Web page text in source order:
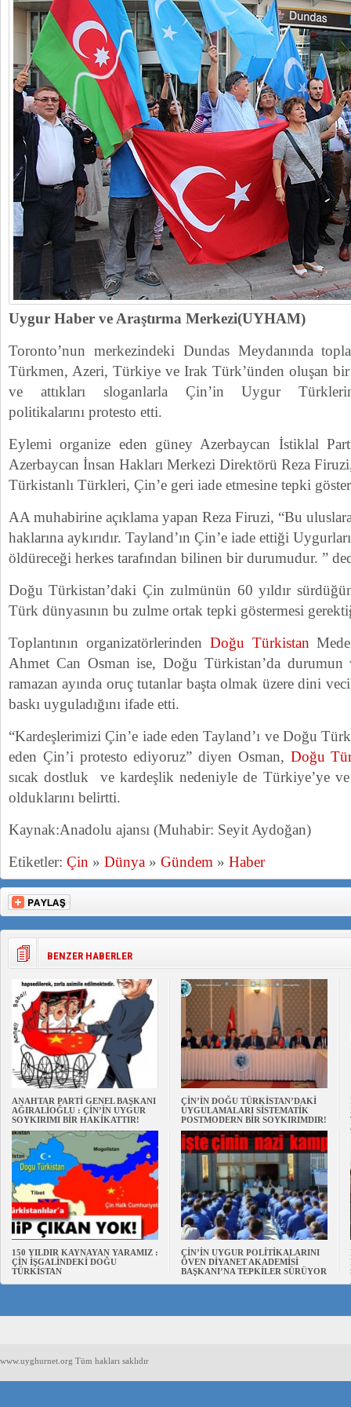
Uygur Haber ve Araştırma Merkezi(UYHAM)
Toronto’nun merkezindeki Dundas Meydanında
Türkmen, Azeri, Türkiye ve Irak Türk’ünden oluşan bir
ve attıkları sloganlarla Çin’in Uygur
politikalarını protesto etti.
Eylemi organize eden güney Azerbaycan İstiklal
Azerbaycan İnsan Hakları Merkezi Direktörü Reza
Türkistanlı Türkleri, Çin’e geri iade etmesine tepki
AA muhabirine açıklama yapan Reza Firuzi, “Bu
haklarına aykırıdır. Tayland’ın Çin’e iade ettiği
öldüreceği herkes tarafından bilinen bir durumudur. ”
Doğu Türkistan’daki Çin zulmünün 60 yıldır
Türk dünyasının bu zulme ortak tepki göstermesi
Toplantının organizatörlerinden Doğu Türkistan
Ahmet Can Osman ise, Doğu Türkistan’da
ramazan ayında oruç tutanlar başta olmak üzere dini
baskı uyguladığını ifade etti.
“Kardeşlerimizi Çin’e iade eden Tayland’ı ve Doğu
eden Çin’i protesto ediyoruz” diyen Osman, Doğu
sıcak dostluk ve kardeşlik nedeniyle de Türkiye’ye
olduklarını belirtti.
Kaynak:Anadolu ajansı (Muhabir: Seyit Aydoğan)
Etiketler: Çin » Dünya » Gündem » Haber
BENZER HABERLER
ANAHTAR PARTİ GENEL BAŞKANI
AĞIRALİOĞLU : ÇİN’İN UYGUR
SOYKIRIMI BİR HAKİKATTIR!
ÇİN’İN DOĞU TÜRKİSTAN’DAKİ
UYGULAMALARI SİSTEMATİK
POSTMODERN BİR SOYKIRIMDIR!
150 YILDIR KAYNAYAN YARAMIZ :
ÇİN İŞGALİNDEKİ DOĞU
TÜRKİSTAN
ÇİN’İN UYGUR POLİTİKALARINI
ÖVEN DİYANET AKADEMİSİ
BAŞKANI’NA TEPKİLER SÜRÜYOR
www.uyghurnet.org Tüm hakları saklıdır